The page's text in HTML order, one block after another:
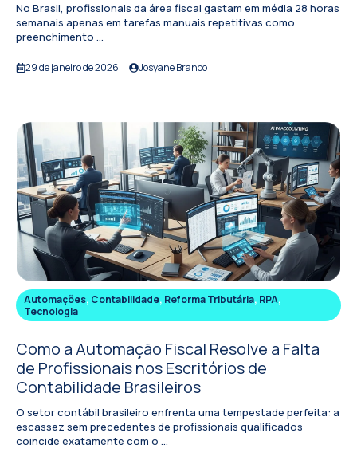
No Brasil, profissionais da área fiscal gastam em média 28 horas
semanais apenas em tarefas manuais repetitivas como
preenchimento ...
29 de janeiro de 2026 Josyane Branco
Automações, Contabilidade, Reforma Tributária, RPA,
Tecnologia
Como a Automação Fiscal Resolve a Falta
de Profissionais nos Escritórios de
Contabilidade Brasileiros
O setor contábil brasileiro enfrenta uma tempestade perfeita: a
escassez sem precedentes de profissionais qualificados
coincide exatamente com o ...